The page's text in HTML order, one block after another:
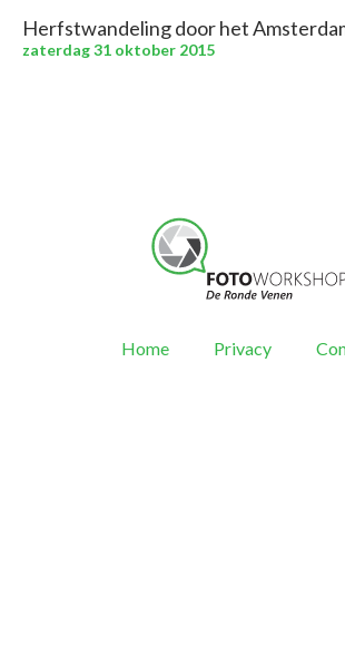
Herfstwandeling door het
zaterdag 31 oktober 2015
Home Privacy